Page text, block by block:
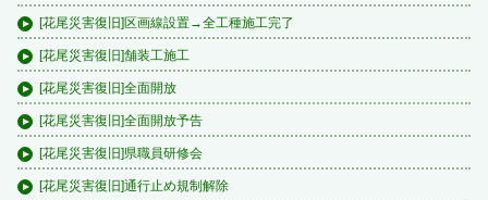
[花尾災害復旧]区画線設置→全工種施工完了
[花尾災害復旧]舗装工施工
[花尾災害復旧]全面開放
[花尾災害復旧]全面開放予告
[花尾災害復旧]県職員研修会
[花尾災害復旧]通行止め規制解除